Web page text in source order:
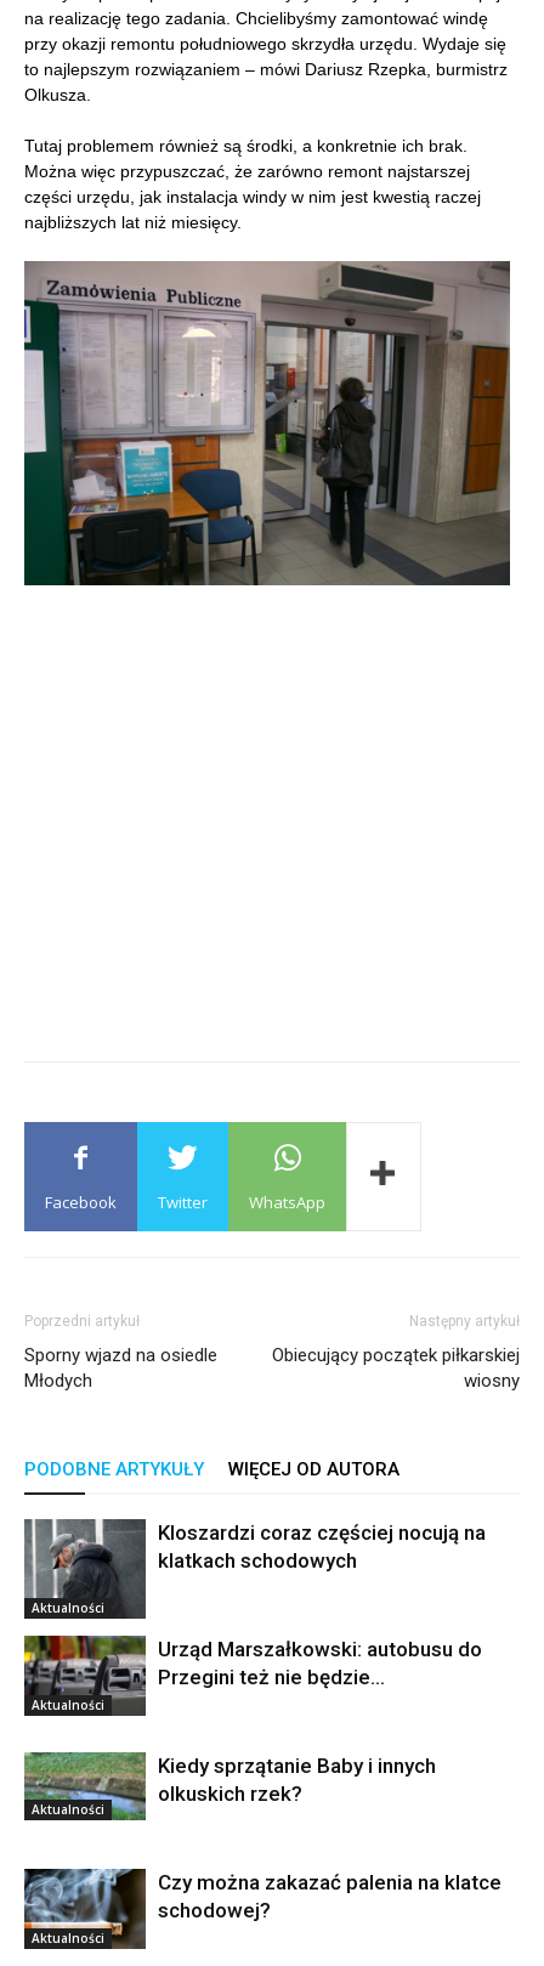
na realizację tego zadania. Chcielibyśmy zamontować windę
przy okazji remontu południowego skrzydła urzędu. Wydaje się
to najlepszym rozwiązaniem – mówi Dariusz Rzepka, burmistrz
Olkusza.
Tutaj problemem również są środki, a konkretnie ich brak.
Można więc przypuszczać, że zarówno remont najstarszej
części urzędu, jak instalacja windy w nim jest kwestią raczej
najbliższych lat niż miesięcy.
Facebook Twitter WhatsApp
Poprzedni artykuł
Sporny wjazd na osiedle
Młodych
Następny artykuł
Obiecujący początek piłkarskiej
wiosny
PODOBNE ARTYKUŁY WIĘCEJ OD AUTORA
Aktualności
Kloszardzi coraz częściej nocują na
klatkach schodowych
Aktualności
Urząd Marszałkowski: autobusu do
Przegini też nie będzie…
Aktualności
Kiedy sprzątanie Baby i innych
olkuskich rzek?
Aktualności
Czy można zakazać palenia na klatce
schodowej?